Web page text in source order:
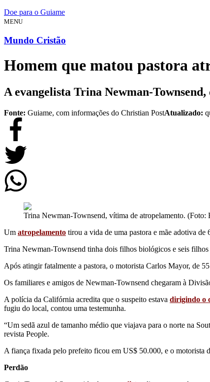
Doe para o Guiame
MENU
Mundo Cristão
Homem que matou pastora
A evangelista Trina Newman-
Fonte: Guiame, com informações do Christian PostAtualizado:
Trina Newman-Townsend, vítima de atropelamento.
Um atropelamento tirou a vida de uma pastora e mãe adotiva
Trina Newman-Townsend tinha dois filhos biológicos e seis
Após atingir fatalmente a pastora, o motorista Carlos Mayor, de
Os familiares e amigos de Newman-Townsend chegaram à
A polícia da Califórnia acredita que o suspeito estava dirigindo o
fugiu do local, contou uma testemunha.
“Um sedã azul de tamanho médio que viajava para o norte na
revista People.
A fiança fixada pelo prefeito ficou em US$ 50.000, e o motorista
Perdão